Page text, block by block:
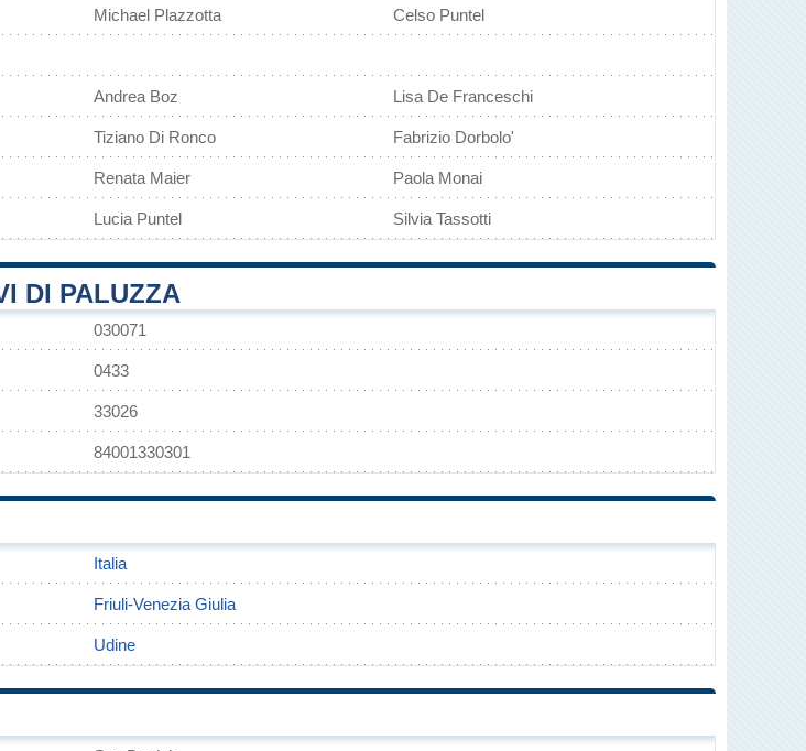
Michael Plazzotta Celso Puntel
Andrea Boz Lisa De Franceschi
Tiziano Di Ronco Fabrizio Dorbolo'
Renata Maier Paola Monai
Lucia Puntel Silvia Tassotti
DI PALUZZA
030071
0433
33026
84001330301
Italia
Friuli-Venezia Giulia
Udine